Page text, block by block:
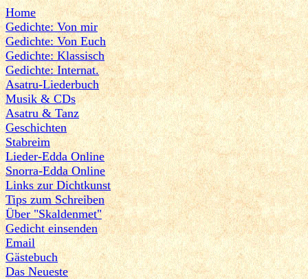
Home
Gedichte: Von mir
Gedichte: Von Euch
Gedichte: Klassisch
Gedichte: Internat.
Asatru-Liederbuch
Musik & CDs
Asatru & Tanz
Geschichten
Stabreim
Lieder-Edda Online
Snorra-Edda Online
Links zur Dichtkunst
Tips zum Schreiben
Über "Skaldenmet"
Gedicht einsenden
Email
Gästebuch
Das Neueste